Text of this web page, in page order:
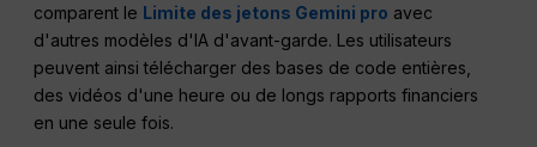
comparent le Limite des jetons Gemini pro avec
d'autres modèles d'IA d'avant-garde. Les utilisateurs
peuvent ainsi télécharger des bases de code entières,
des vidéos d'une heure ou de longs rapports financiers
en une seule fois.